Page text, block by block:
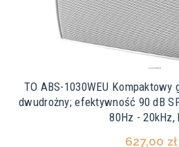
TO ABS-1030WEU Kompaktowy
dwudrożny; efektywność 90 dB
80Hz - 20kHz,
627,00